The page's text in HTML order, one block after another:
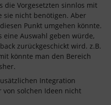
die Vorgesetzten sinnlos mit
sie nicht benötigen. Aber
Punkt umgehen könnte.
eine Auswahl geben würde,
zurückgeschickt wird. z.B.
könnte man den Bereich
Integration
von solchen Ideen nicht